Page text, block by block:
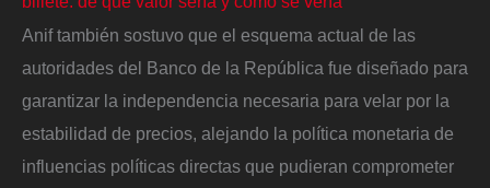
Anif también sostuvo que el esquema actual de las
autoridades del Banco de la República fue diseñado para
garantizar la independencia necesaria para velar por la
estabilidad de precios, alejando la política monetaria de
influencias políticas directas que pudieran comprometer